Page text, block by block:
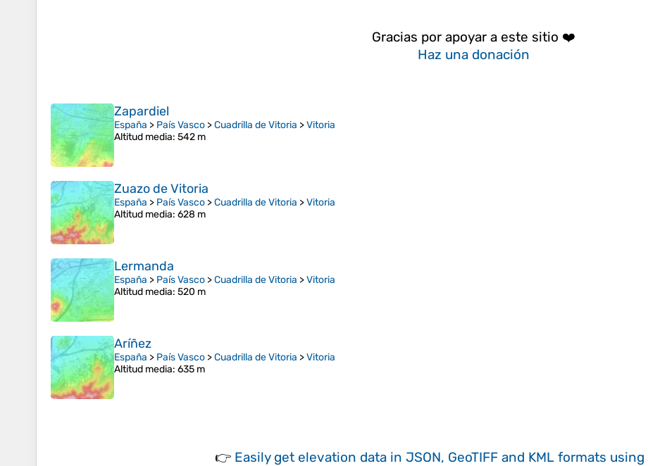
Gracias por apoyar a este sitio ❤️
Haz una donación
Zapardiel
España > País Vasco >Cuadrilla de Vitoria >Vitoria
Altitud media: 542 m
Zuazo de Vitoria
España > País Vasco >Cuadrilla de Vitoria >Vitoria
Altitud media: 628 m
Lermanda
España > País Vasco >Cuadrilla de Vitoria >Vitoria
Altitud media: 520 m
Aríñez
España > País Vasco >Cuadrilla de Vitoria >Vitoria
Altitud media: 635 m
👉 Easily get elevation data in JSON, GeoTIFF and KML formats using